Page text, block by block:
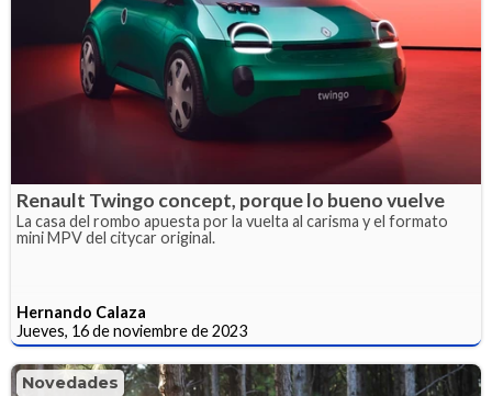
Renault Twingo concept, porque lo bueno vuelve
La casa del rombo apuesta por la vuelta al carisma y el formato
mini MPV del citycar original.
Hernando Calaza
Jueves, 16 de noviembre de 2023
Novedades